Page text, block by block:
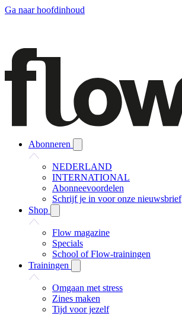
Ga naar hoofdinhoud
Abonneren
NEDERLAND
INTERNATIONAL
Abonneevoordelen
Schrijf je in voor onze nieuwsbrief
Shop
Flow magazine
Specials
School of Flow-trainingen
Trainingen
Omgaan met stress
Zines maken
Tijd voor jezelf